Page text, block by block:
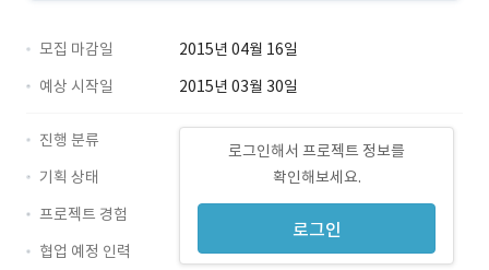
모집 마감일
2015년 04월 16일
예상 시작일
2015년 03월 30일
로그인해서 프로젝트 정보를
확인해보세요.
로그인
진행 분류
기획 상태
프로젝트 경험
협업 예정 인력